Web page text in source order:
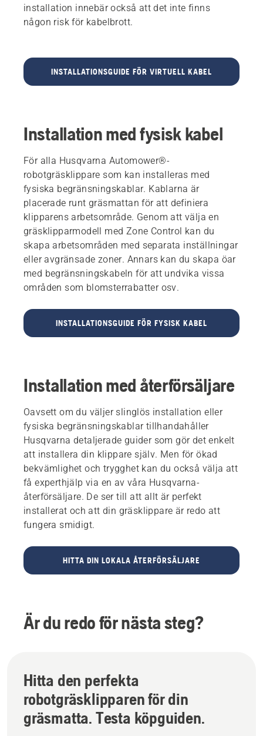
installation innebär också att det inte finns
någon risk för kabelbrott.
INSTALLATIONSGUIDE FÖR VIRTUELL KABEL
Installation med fysisk kabel
För alla Husqvarna Automower®-
robotgräsklippare som kan installeras med
fysiska begränsningskablar. Kablarna är
placerade runt gräsmattan för att definiera
klipparens arbetsområde. Genom att välja en
gräsklipparmodell med Zone Control kan du
skapa arbetsområden med separata inställningar
eller avgränsade zoner. Annars kan du skapa öar
med begränsningskabeln för att undvika vissa
områden som blomsterrabatter osv.
INSTALLATIONSGUIDE FÖR FYSISK KABEL
Installation med återförsäljare
Oavsett om du väljer slinglös installation eller
fysiska begränsningskablar tillhandahåller
Husqvarna detaljerade guider som gör det enkelt
att installera din klippare själv. Men för ökad
bekvämlighet och trygghet kan du också välja att
få experthjälp via en av våra Husqvarna-
återförsäljare. De ser till att allt är perfekt
installerat och att din gräsklippare är redo att
fungera smidigt.
HITTA DIN LOKALA ÅTERFÖRSÄLJARE
Är du redo för nästa steg?
Hitta den perfekta
robotgräsklipparen för din
gräsmatta. Testa köpguiden.